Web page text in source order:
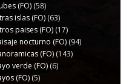
(FO) (58)
islas (FO) (63)
paises (FO) (17)
nocturno (FO) (94)
(FO) (143)
verde (FO) (6)
(FO) (5)